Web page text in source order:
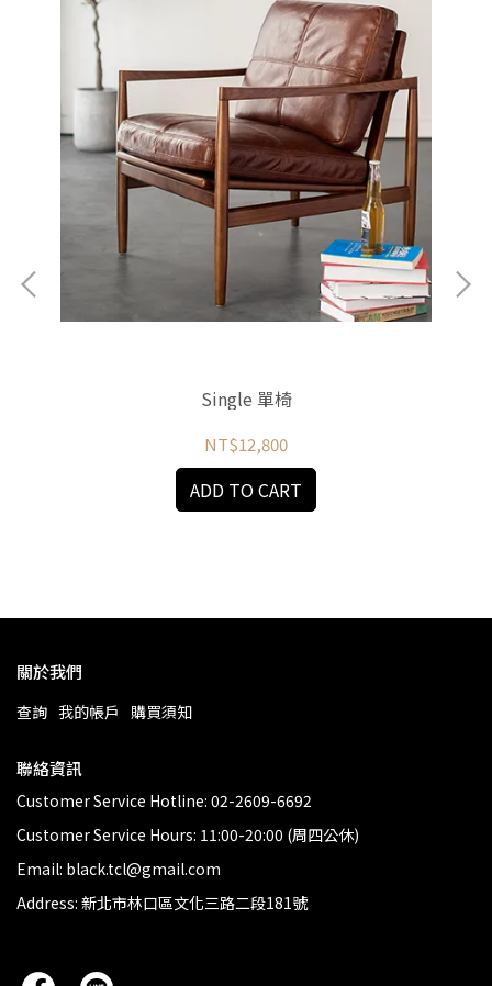
Single 單椅
NT$12,800
ADD TO CART
關於我們
查詢 我的帳戶 購買須知
聯絡資訊
Customer Service Hotline: 02-2609-6692
Customer Service Hours: 11:00-20:00 (周四公休)
Email: black.tcl@gmail.com
Address: 新北市林口區文化三路二段181號